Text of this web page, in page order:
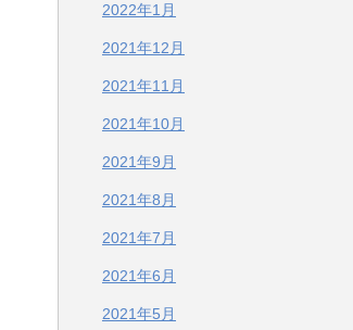
2022年1月
2021年12月
2021年11月
2021年10月
2021年9月
2021年8月
2021年7月
2021年6月
2021年5月